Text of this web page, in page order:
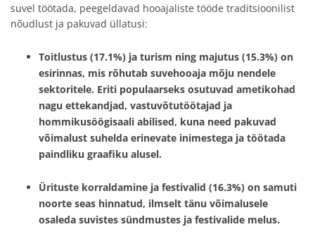
suvel töötada, peegeldavad hooajaliste tööde traditsioonilist
nõudlust ja pakuvad üllatusi:
Toitlustus (17.1%) ja turism ning majutus (15.3%) on
esirinnas, mis rõhutab suvehooaja mõju nendele
sektoritele. Eriti populaarseks osutuvad ametikohad
nagu ettekandjad, vastuvõtutöötajad ja
hommikusöögisaali abilised, kuna need pakuvad
võimalust suhelda erinevate inimestega ja töötada
paindliku graafiku alusel.
Ürituste korraldamine ja festivalid (16.3%) on samuti
noorte seas hinnatud, ilmselt tänu võimalusele
osaleda suvistes sündmustes ja festivalide melus.